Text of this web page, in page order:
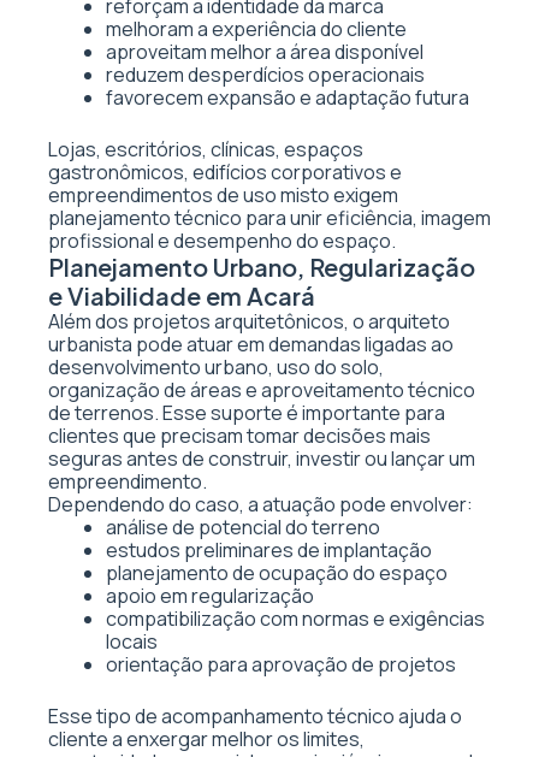
reforçam a identidade da marca
melhoram a experiência do cliente
aproveitam melhor a área disponível
reduzem desperdícios operacionais
favorecem expansão e adaptação futura
Lojas, escritórios, clínicas, espaços
gastronômicos, edifícios corporativos e
empreendimentos de uso misto exigem
planejamento técnico para unir eficiência, imagem
profissional e desempenho do espaço.
Planejamento Urbano, Regularização
e Viabilidade em Acará
Além dos projetos arquitetônicos, o arquiteto
urbanista pode atuar em demandas ligadas ao
desenvolvimento urbano, uso do solo,
organização de áreas e aproveitamento técnico
de terrenos. Esse suporte é importante para
clientes que precisam tomar decisões mais
seguras antes de construir, investir ou lançar um
empreendimento.
Dependendo do caso, a atuação pode envolver:
análise de potencial do terreno
estudos preliminares de implantação
planejamento de ocupação do espaço
apoio em regularização
compatibilização com normas e exigências
locais
orientação para aprovação de projetos
Esse tipo de acompanhamento técnico ajuda o
cliente a enxergar melhor os limites,